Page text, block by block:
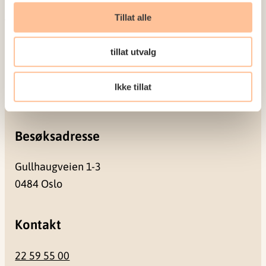
Tillat alle
tillat utvalg
Ikke tillat
Meld deg på vårt nyhetsbrev
Pb. 181 Nydalen
Besøksadresse
Gullhaugveien 1-3
0484 Oslo
Kontakt
22 59 55 00